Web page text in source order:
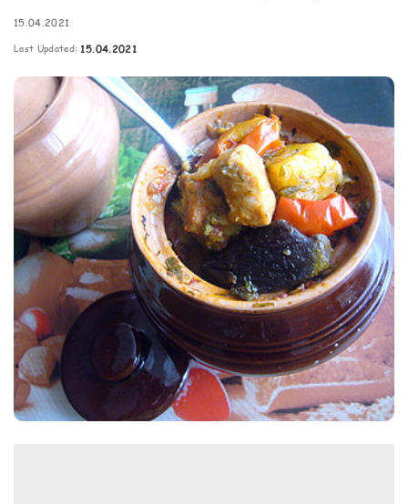
15.04.2021
Last Updated: 15.04.2021